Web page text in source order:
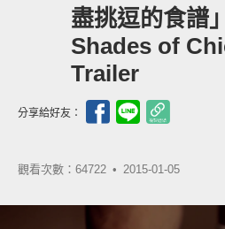
盡挑逗的食譜
Shades of
Trailer
分享給好友：
觀看次數：64722 • 2015-01-05